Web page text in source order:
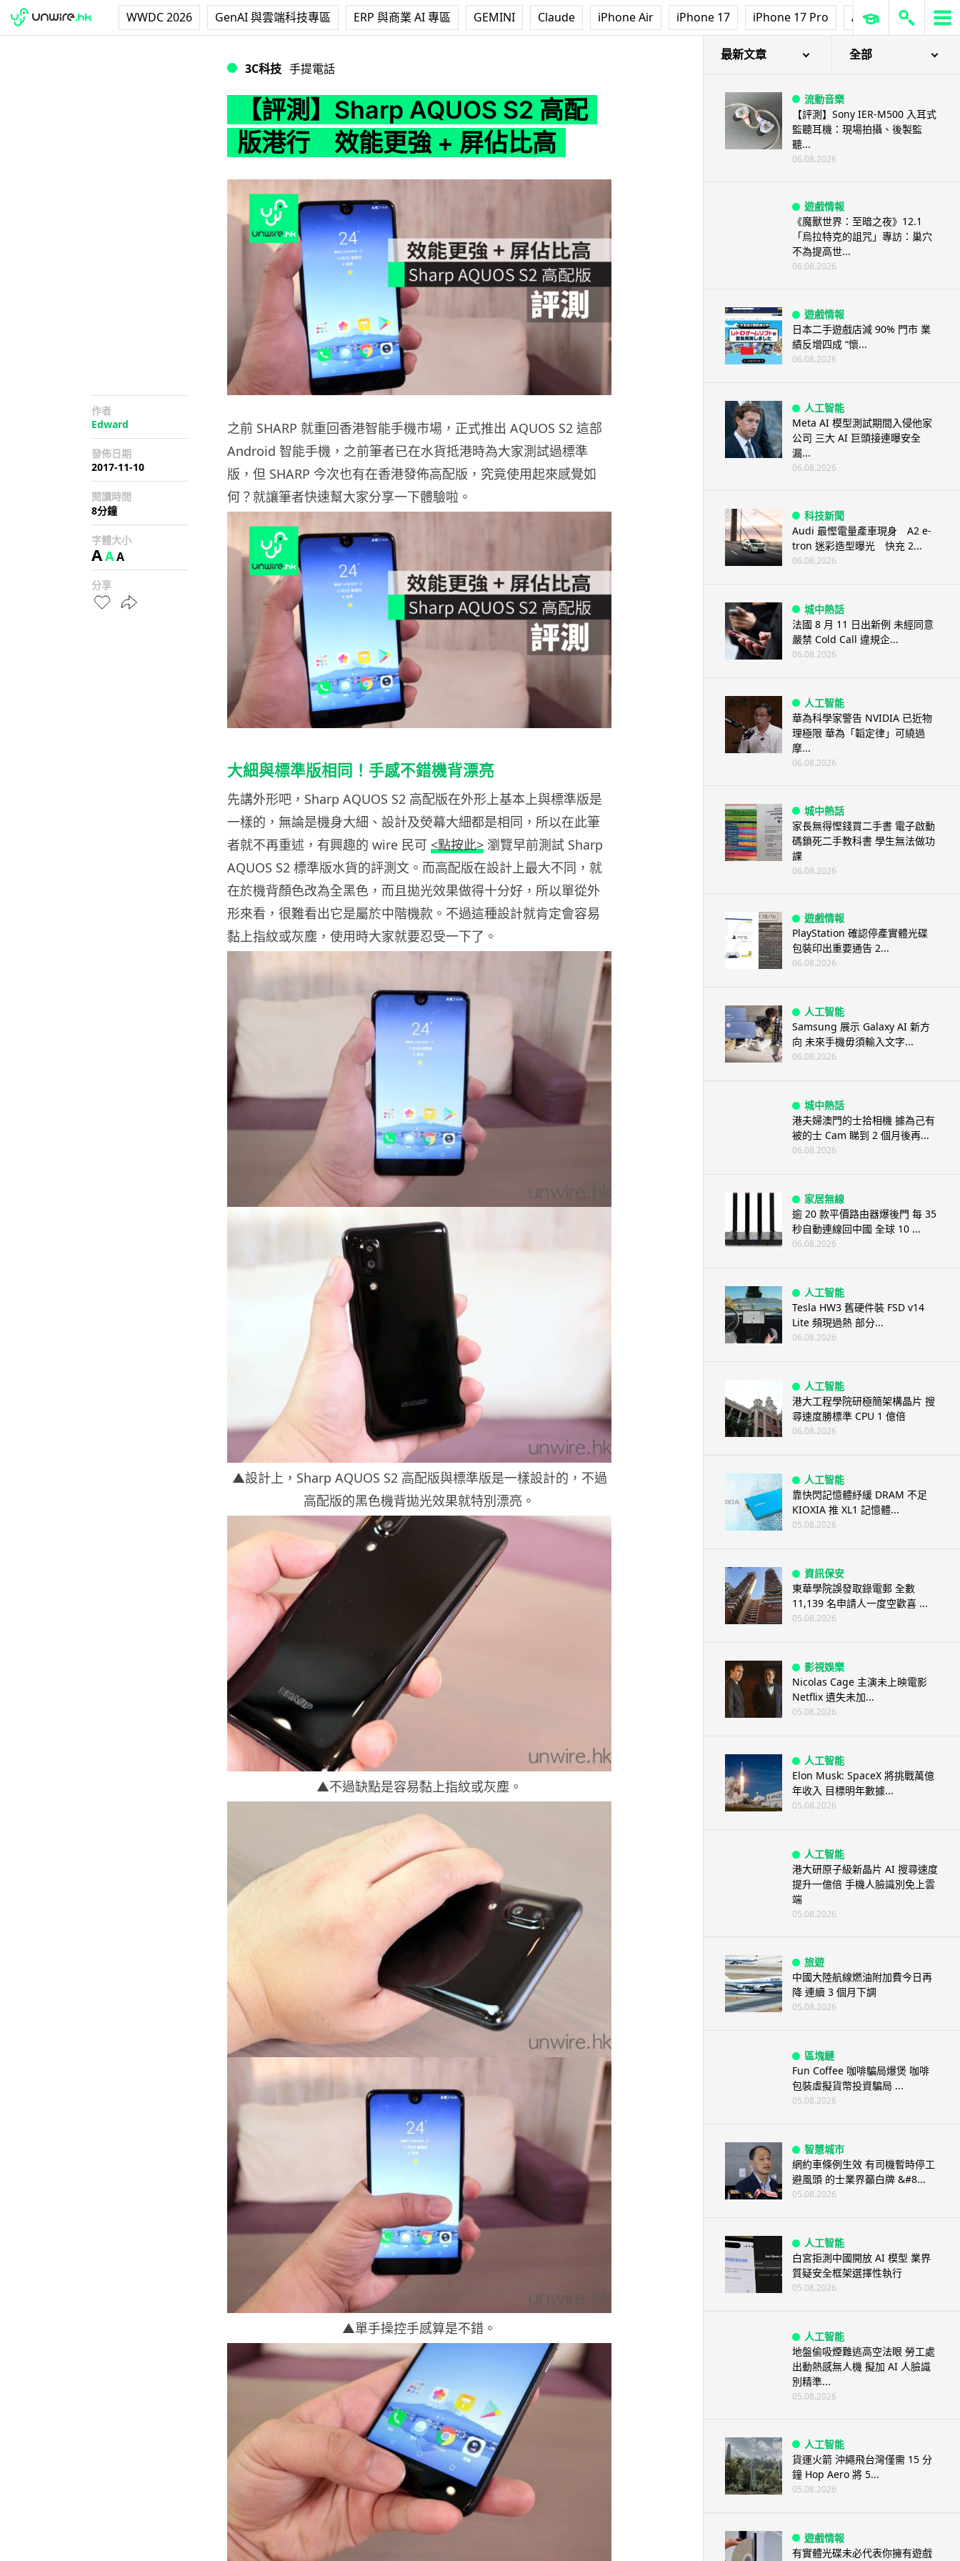
WWDC 2026 GenAI 與雲端科技專區 ERP 與商業 AI 專區 GEMINI Claude iPhone Air iPhone 17 iPhone 17 Pro AirPods Pro 3
3C科技 手提電話
【評測】Sharp AQUOS S2 高配
版港行 效能更強 + 屏佔比高
作者
Edward
發佈日期
2017-11-10
閱讀時間
8分鐘
字體大小
AAA
分享
之前 SHARP 就重回香港智能手機市場，正式推出 AQUOS S2 這部
Android 智能手機，之前筆者已在水貨抵港時為大家測試過標準
版，但 SHARP 今次也有在香港發佈高配版，究竟使用起來感覺如
何？就讓筆者快速幫大家分享一下體驗啦。
大細與標準版相同！手感不錯機背漂亮
先講外形吧，Sharp AQUOS S2 高配版在外形上基本上與標準版是
一樣的，無論是機身大細、設計及熒幕大細都是相同，所以在此筆
者就不再重述，有興趣的 wire 民可 <點按此> 瀏覽早前測試 Sharp
AQUOS S2 標準版水貨的評測文。而高配版在設計上最大不同，就
在於機背顏色改為全黑色，而且拋光效果做得十分好，所以單從外
形來看，很難看出它是屬於中階機款。不過這種設計就肯定會容易
黏上指紋或灰塵，使用時大家就要忍受一下了。
▲設計上，Sharp AQUOS S2 高配版與標準版是一樣設計的，不過
高配版的黑色機背拋光效果就特別漂亮。
▲不過缺點是容易黏上指紋或灰塵。
▲單手操控手感算是不錯。
最新文章 全部
流動音樂
【評測】Sony IER-M500 入耳式
監聽耳機：現場拍攝、後製監
聽...
06.08.2026
遊戲情報
《魔獸世界：至暗之夜》12.1
「烏拉特克的詛咒」專訪：巢穴
不為提高世...
06.08.2026
遊戲情報
日本二手遊戲店減 90% 門市 業
績反增四成 “懷...
06.08.2026
人工智能
Meta AI 模型測試期間入侵他家
公司 三大 AI 巨頭接連曝安全
漏...
06.08.2026
科技新聞
Audi 最慳電量產車現身 A2 e-
tron 迷彩造型曝光 快充 2...
06.08.2026
城中熱話
法國 8 月 11 日出新例 未經同意
嚴禁 Cold Call 違規企...
06.08.2026
人工智能
華為科學家警告 NVIDIA 已近物
理極限 華為「韜定律」可繞過
摩...
06.08.2026
城中熱話
家長無得慳錢買二手書 電子啟動
碼鎖死二手教科書 學生無法做功
課
06.08.2026
遊戲情報
PlayStation 確認停產實體光碟
包裝印出重要通告 2...
06.08.2026
人工智能
Samsung 展示 Galaxy AI 新方
向 未來手機毋須輸入文字...
06.08.2026
城中熱話
港夫婦澳門的士拾相機 據為己有
被的士 Cam 睇到 2 個月後再...
06.08.2026
家居無線
逾 20 款平價路由器爆後門 每 35
秒自動連線回中國 全球 10 ...
06.08.2026
人工智能
Tesla HW3 舊硬件裝 FSD v14
Lite 頻現過熱 部分...
06.08.2026
人工智能
港大工程學院研極簡架構晶片 搜
尋速度勝標準 CPU 1 億倍
06.08.2026
人工智能
靠快閃記憶體紓緩 DRAM 不足
KIOXIA 推 XL1 記憶體...
05.08.2026
資訊保安
東華學院誤發取錄電郵 全數
11,139 名申請人一度空歡喜 ...
05.08.2026
影視娛樂
Nicolas Cage 主演未上映電影
Netflix 遺失未加...
05.08.2026
人工智能
Elon Musk: SpaceX 將挑戰萬億
年收入 目標明年數據...
05.08.2026
人工智能
港大研原子級新晶片 AI 搜尋速度
提升一億倍 手機人臉識別免上雲
端
05.08.2026
旅遊
中國大陸航線燃油附加費今日再
降 連續 3 個月下調
05.08.2026
區塊鏈
Fun Coffee 咖啡騙局爆煲 咖啡
包裝虛擬貨幣投資騙局 ...
05.08.2026
智慧城市
網約車條例生效 有司機暫時停工
避風頭 的士業界籲白牌 &#8...
05.08.2026
人工智能
白宮拒測中國開放 AI 模型 業界
質疑安全框架選擇性執行
05.08.2026
人工智能
地盤偷吸煙難逃高空法眼 勞工處
出動熱感無人機 擬加 AI 人臉識
別精準...
05.08.2026
人工智能
貨運火箭 沖繩飛台灣僅需 15 分
鐘 Hop Aero 將 5...
05.08.2026
遊戲情報
有實體光碟未必代表你擁有遊戲